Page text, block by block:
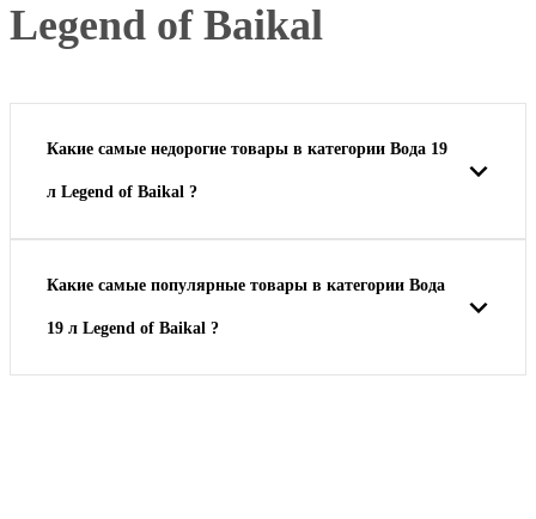
Legend of Baikal
Какие самые недорогие товары в категории Вода 19
л Legend of Baikal ?
Какие самые популярные товары в категории Вода
19 л Legend of Baikal ?